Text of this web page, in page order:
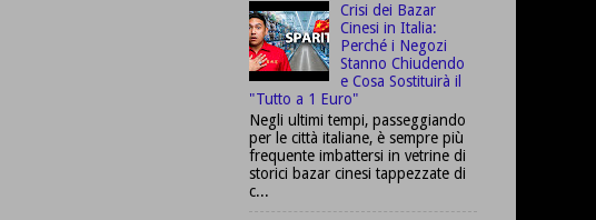
Crisi dei Bazar
Cinesi in Italia:
Perché i Negozi
Stanno Chiudendo
e Cosa Sostituirà il
"Tutto a 1 Euro"
Negli ultimi tempi, passeggiando
per le città italiane, è sempre più
frequente imbattersi in vetrine di
storici bazar cinesi tappezzate di
c...